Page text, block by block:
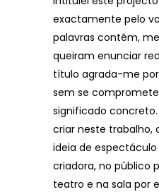
exactamente pelo
palavras contêm,
queiram enunciar
título agrada-me
sem se
significado concreto.
criar neste trabalho,
ideia de
criadora, no público
teatro e na sala por